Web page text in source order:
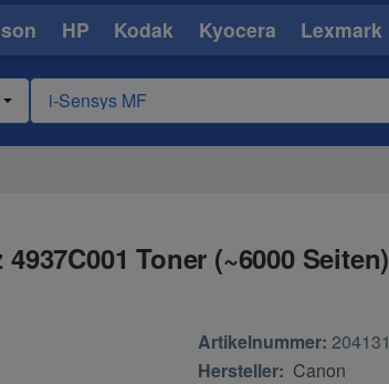
HP Kodak Kyocera Lexmark
Toner (~6000 Seiten)
Artikelnummer: 204131
Hersteller: Canon